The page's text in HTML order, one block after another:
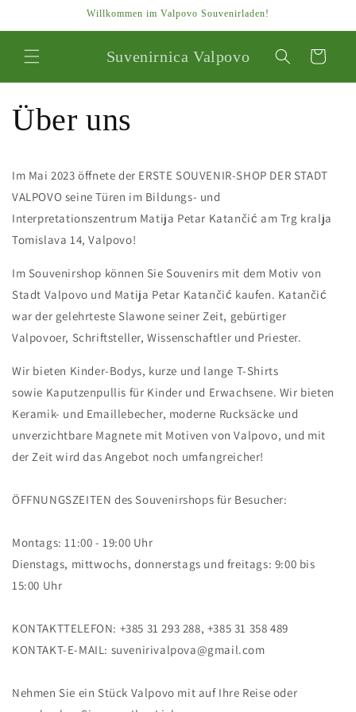
Inhalt
Willkommen im Valpovo Souvenirladen!
Suvenirnica Valpovo Warenkorb
Über uns
Im Mai 2023 öffnete der ERSTE SOUVENIR-SHOP DER STADT
VALPOVO seine Türen im Bildungs- und
Interpretationszentrum Matija Petar Katančić am Trg kralja
Tomislava 14, Valpovo!
Im Souvenirshop können Sie Souvenirs mit dem Motiv von
Stadt Valpovo und Matija Petar Katančić kaufen. Katančić
war der gelehrteste Slawone seiner Zeit, gebürtiger
Valpovoer, Schriftsteller, Wissenschaftler und Priester.
Wir bieten Kinder-Bodys, kurze und lange T-Shirts
sowie Kaputzenpullis für Kinder und Erwachsene. Wir bieten
Keramik- und Emaillebecher, moderne Rucksäcke und
unverzichtbare Magnete mit Motiven von Valpovo, und mit
der Zeit wird das Angebot noch umfangreicher!
ÖFFNUNGSZEITEN des Souvenirshops für Besucher:
Montags: 11:00 - 19:00 Uhr
Dienstags, mittwochs, donnerstags und freitags: 9:00 bis
15:00 Uhr
KONTAKTTELEFON: +385 31 293 288, +385 31 358 489
KONTAKT-E-MAIL: suvenirivalpova@gmail.com
Nehmen Sie ein Stück Valpovo mit auf Ihre Reise oder